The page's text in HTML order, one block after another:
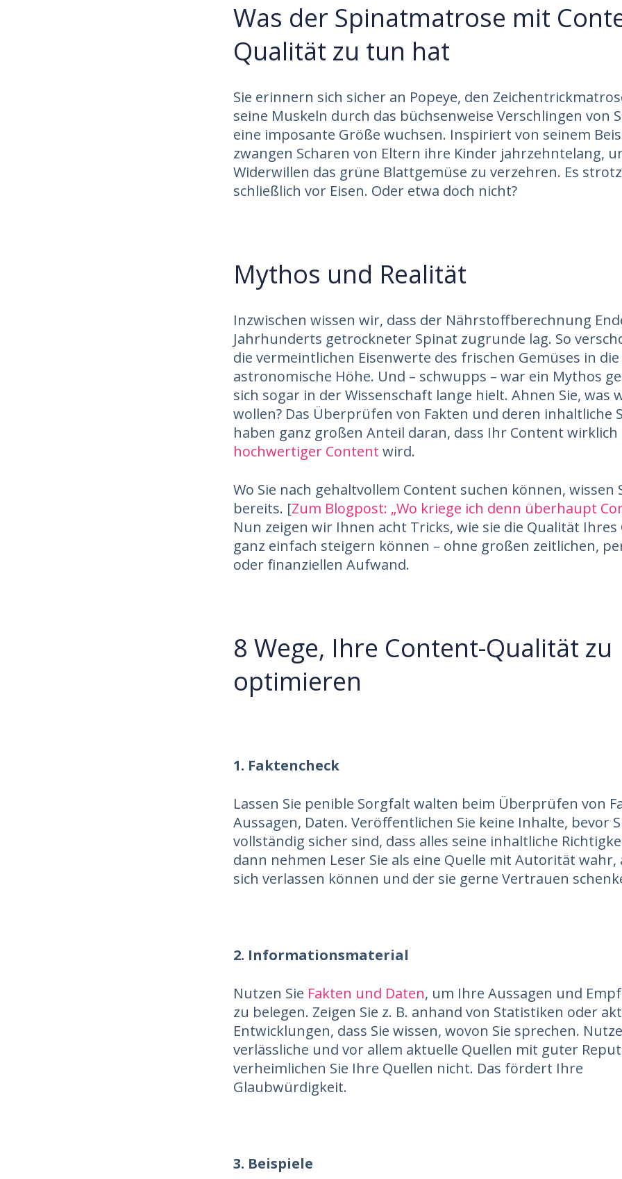
Was der Spinatmatrose mit
Qualität zu tun hat
Sie erinnern sich sicher an Popeye, den
seine Muskeln durch das büchsenweise Verschlingen von
eine imposante Größe wuchsen. Inspiriert von seinem
zwangen Scharen von Eltern ihre Kinder jahrzehntelang,
Widerwillen das grüne Blattgemüse zu verzehren. Es
schließlich vor Eisen. Oder etwa doch nicht?
Mythos und Realität
Inzwischen wissen wir, dass der Nährstoffberechnung
Jahrhunderts getrockneter Spinat zugrunde lag. So
die vermeintlichen Eisenwerte des frischen Gemüses in die
astronomische Höhe. Und – schwupps – war ein Mythos
sich sogar in der Wissenschaft lange hielt. Ahnen Sie, was
wollen? Das Überprüfen von Fakten und deren inhaltliche
haben ganz großen Anteil daran, dass Ihr Content wirklich
hochwertiger Content wird.
Wo Sie nach gehaltvollem Content suchen können, wissen
bereits. [Zum Blogpost: „Wo kriege ich denn überhaupt
Nun zeigen wir Ihnen acht Tricks, wie sie die Qualität
ganz einfach steigern können – ohne großen zeitlichen,
oder finanziellen Aufwand.
8 Wege, Ihre Content-Qualität zu
optimieren
1. Faktencheck
Lassen Sie penible Sorgfalt walten beim Überprüfen von
Aussagen, Daten. Veröffentlichen Sie keine Inhalte, bevor
vollständig sicher sind, dass alles seine inhaltliche
dann nehmen Leser Sie als eine Quelle mit Autorität wahr,
sich verlassen können und der sie gerne Vertrauen
2. Informationsmaterial
Nutzen Sie Fakten und Daten, um Ihre Aussagen und
zu belegen. Zeigen Sie z. B. anhand von Statistiken oder
Entwicklungen, dass Sie wissen, wovon Sie sprechen.
verlässliche und vor allem aktuelle Quellen mit guter
verheimlichen Sie Ihre Quellen nicht. Das fördert Ihre
Glaubwürdigkeit.
3. Beispiele